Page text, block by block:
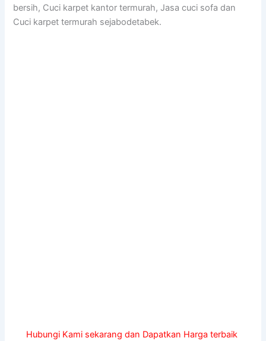
bersih, Cuci karpet kantor termurah, Jasa cuci sofa dan
Cuci karpet termurah sejabodetabek.
Hubungi Kami sekarang dan Dapatkan Harga terbaik